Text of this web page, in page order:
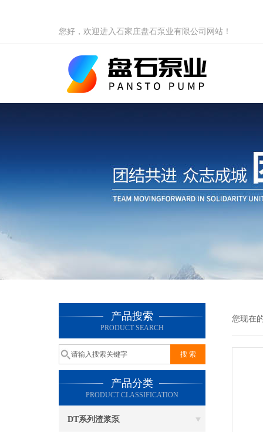
您好，欢迎进入石家庄盘石泵业有限公司网站！
产品搜索
PRODUCT SEARCH
产品分类
PRODUCT CLASSIFICATION
DT系列渣浆泵
您现在